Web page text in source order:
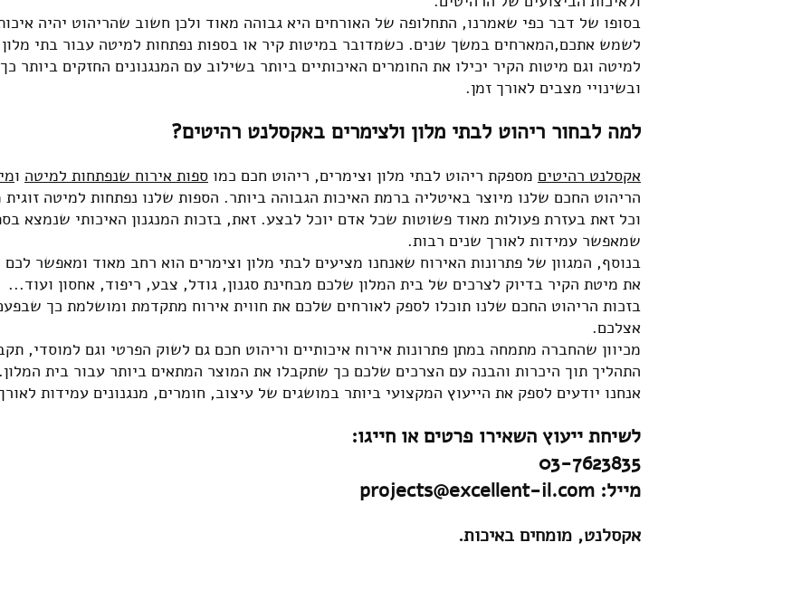
בסופו של דבר כפי שאמרנו, התחלופה של האורחים היא גבוהה מאוד ולכן חשוב שהריהוט יהיה
לשמש אתכם,המארחים במשך שנים. כשמדובר במיטות קיר או בספות נפתחות למיטה עבור בתי
למיטה וגם מיטות הקיר יכילו את החומרים האיכותיים ביותר בשילוב עם המנגנונים החזקים ביותר
ובשינויי מצבים לאורך זמן.
למה לבחור ריהוט לבתי מלון ולצימרים באקסלנט רהיטים?
אקסלנט רהיטים מספקת ריהוט לבתי מלון וצימרים, ריהוט חכם כמו ספות אירוח שנפתחות למיטה ו
הריהוט החכם שלנו מיוצר באיטליה ברמת האיכות הגבוהה ביותר. הספות שלנו נפתחות למיטה
וכל זאת בעזרת פעולות מאוד פשוטות שכל אדם יוכל לבצע. זאת, בזכות המנגנון האיכותי שנמצא
שמאפשר עמידות לאורך שנים רבות.
בנוסף, המגוון של פתרונות האירוח שאנחנו מציעים לבתי מלון וצימרים הוא רחב מאוד ומאפשר
את מיטת הקיר בדיוק לצרכים של בית המלון שלכם מבחינת סגנון, גודל, צבע, ריפוד, אחסון ועוד...
בזכות הריהוט החכם שלנו תוכלו לספק לאורחים שלכם את חווית אירוח מתקדמת ומושלמת כך
אצלכם.
מכיוון שהחברה מתמחה במתן פתרונות אירוח איכותיים וריהוט חכם גם לשוק הפרטי וגם למוסדי,
התהליך תוך היכרות והבנה עם הצרכים שלכם כך שתקבלו את המוצר המתאים ביותר עבור בית
אנחנו יודעים לספק את הייעוץ המקצועי ביותר במושגים של עיצוב, חומרים, מנגנונים עמידות
לשיחת ייעוץ השאירו פרטים או חייגו:
03-7623835
מייל: projects@excellent-il.com
אקסלנט, מומחים באיכות.